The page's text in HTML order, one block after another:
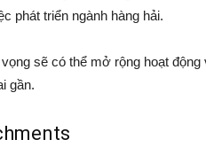
phát triển ngành hàng hải.
sẽ có thể mở rộng hoạt
gần.